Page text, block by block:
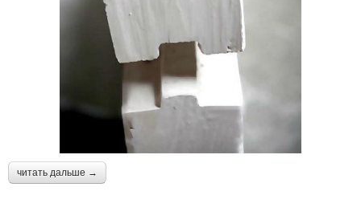
читать дальше →